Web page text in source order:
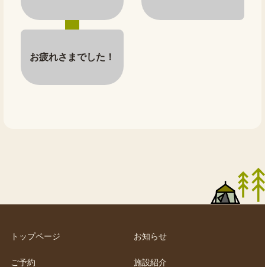
お疲れさまでした！
トップページ お知らせ
ご予約 施設紹介